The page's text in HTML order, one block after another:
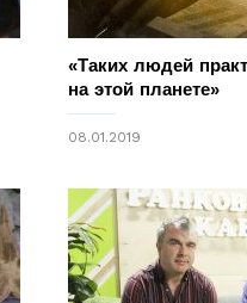
«Таких людей
на этой планете»
08.01.2019